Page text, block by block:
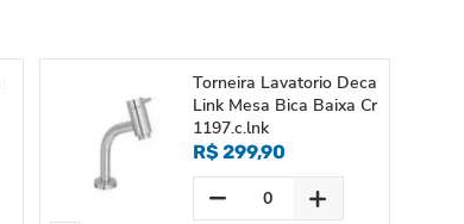
Torneira Lavatorio Deca
Link Mesa Bica Baixa Cr
1197.c.lnk
R$ 299,90